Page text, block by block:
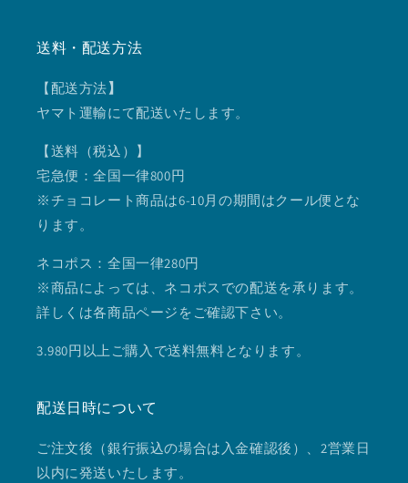
送料・配送方法
【配送方法】
ヤマト運輸にて配送いたします。
【送料（税込）】
宅急便：全国一律800円
※チョコレート商品は6-10月の期間はクール便とな
ります。
ネコポス：全国一律280円
※商品によっては、ネコポスでの配送を承ります。
詳しくは各商品ページをご確認下さい。
3.980円以上ご購入で送料無料となります。
配送日時について
ご注文後（銀行振込の場合は入金確認後）、2営業日
以内に発送いたします。